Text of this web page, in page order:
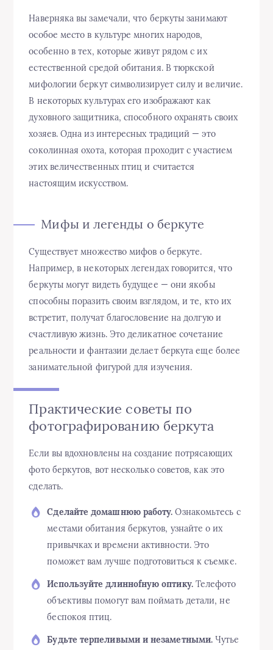
Наверняка вы замечали, что беркуты занимают
особое место в культуре многих народов,
особенно в тех, которые живут рядом с их
естественной средой обитания. В тюркской
мифологии беркут символизирует силу и величие.
В некоторых культурах его изображают как
духовного защитника, способного охранять своих
хозяев. Одна из интересных традиций — это
соколинная охота, которая проходит с участием
этих величественных птиц и считается
настоящим искусством.
Мифы и легенды о беркуте
Существует множество мифов о беркуте.
Например, в некоторых легендах говорится, что
беркуты могут видеть будущее — они якобы
способны поразить своим взглядом, и те, кто их
встретит, получат благословение на долгую и
счастливую жизнь. Это деликатное сочетание
реальности и фантазии делает беркута еще более
занимательной фигурой для изучения.
Практические советы по
фотографированию беркута
Если вы вдохновлены на создание потрясающих
фото беркутов, вот несколько советов, как это
сделать.
Сделайте домашнюю работу. Ознакомьтесь с
местами обитания беркутов, узнайте о их
привычках и времени активности. Это
поможет вам лучше подготовиться к съемке.
Используйте длинноfную оптику.Телефото
объективы помогут вам поймать детали, не
беспокоя птиц.
Будьте терпеливыми и незаметными. Чутье